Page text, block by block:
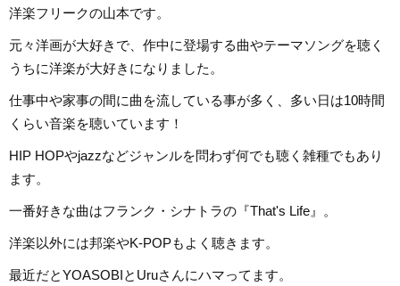
洋楽フリークの山本です。
元々洋画が大好きで、作中に登場する曲やテーマソングを聴く
うちに洋楽が大好きになりました。
仕事中や家事の間に曲を流している事が多く、多い日は10時間
くらい音楽を聴いています！
HIP HOPやjazzなどジャンルを問わず何でも聴く雑種でもあり
ます。
一番好きな曲はフランク・シナトラの『That's Life』。
洋楽以外には邦楽やK-POPもよく聴きます。
最近だとYOASOBIとUruさんにハマってます。